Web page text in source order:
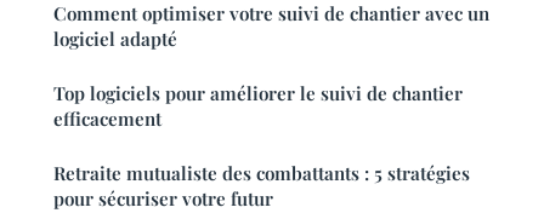
Comment optimiser votre suivi de chantier avec un
logiciel adapté
Top logiciels pour améliorer le suivi de chantier
efficacement
Retraite mutualiste des combattants : 5 stratégies
pour sécuriser votre futur